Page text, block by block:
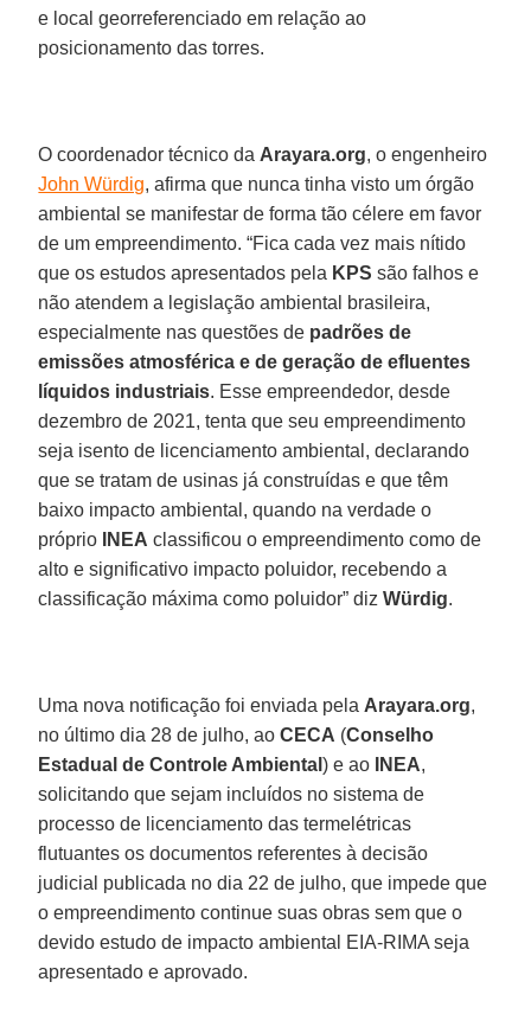
e local georreferenciado em relação ao
posicionamento das torres.
O coordenador técnico da Arayara.org, o engenheiro
John Würdig, afirma que nunca tinha visto um órgão
ambiental se manifestar de forma tão célere em favor
de um empreendimento. “Fica cada vez mais nítido
que os estudos apresentados pela KPS são falhos e
não atendem a legislação ambiental brasileira,
especialmente nas questões de padrões de
emissões atmosférica e de geração de efluentes
líquidos industriais. Esse empreendedor, desde
dezembro de 2021, tenta que seu empreendimento
seja isento de licenciamento ambiental, declarando
que se tratam de usinas já construídas e que têm
baixo impacto ambiental, quando na verdade o
próprio
INEA classificou o empreendimento como de
alto e significativo impacto poluidor, recebendo a
classificação máxima como poluidor” dizWürdig.
Uma nova notificação foi enviada pela Arayara.org,
no último dia 28 de julho, aoCECA (Conselho
Estadual de Controle Ambiental) e ao INEA,
solicitando que sejam incluídos no sistema de
processo de licenciamento das termelétricas
flutuantes os documentos referentes à decisão
judicial publicada no dia 22 de julho, que impede que
o empreendimento continue suas obras sem que o
devido estudo de impacto ambiental EIA-RIMA seja
apresentado e aprovado.